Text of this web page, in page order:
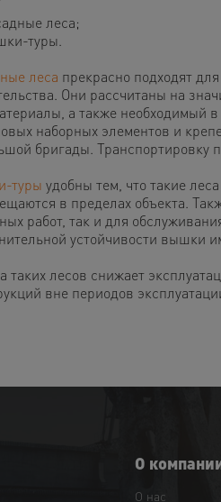
леса;
туры.
леса прекрасно подходят
Они рассчитаны на
а также необходимый
наборных элементов и
бригады. Транспортировку
туры удобны тем, что такие
в пределах объекта.
работ, так и для
устойчивости вышки
таких лесов снижает
вне периодов
О
О нас